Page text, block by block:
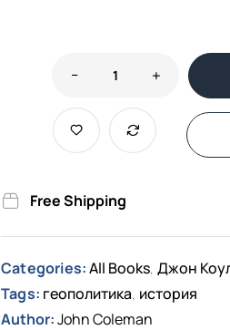
Free Shipping
Categories: All Books, Джон
Tags: геополитика, история
Author:John Coleman